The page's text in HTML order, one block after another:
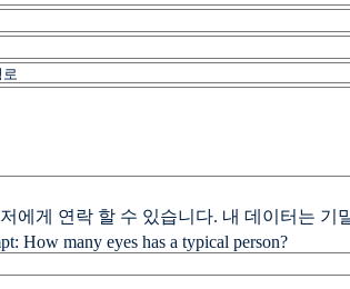
에게 연락 할 수 있습니다. 내 데이터는 기
How many eyes has a typical person?